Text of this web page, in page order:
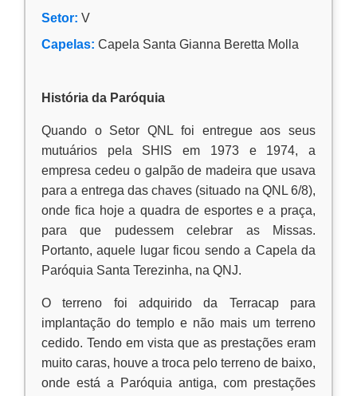
Setor: V
Capelas: Capela Santa Gianna Beretta Molla
História da Paróquia
Quando o Setor QNL foi entregue aos seus
mutuários pela SHIS em 1973 e 1974, a
empresa cedeu o galpão de madeira que usava
para a entrega das chaves (situado na QNL 6/8),
onde fica hoje a quadra de esportes e a praça,
para que pudessem celebrar as Missas.
Portanto, aquele lugar ficou sendo a Capela da
Paróquia Santa Terezinha, na QNJ.
O terreno foi adquirido da Terracap para
implantação do templo e não mais um terreno
cedido. Tendo em vista que as prestações eram
muito caras, houve a troca pelo terreno de baixo,
onde está a Paróquia antiga, com prestações